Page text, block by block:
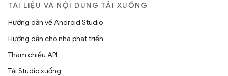
TÀI LIỆU VÀ NỘI DUNG TẢI XUỐNG
Hướng dẫn về Android Studio
Hướng dẫn cho nhà phát triển
Tham chiếu API
Tải Studio xuống